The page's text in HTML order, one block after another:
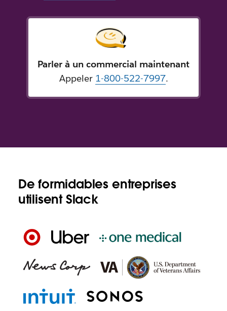
Parler à un commercial maintenant
Appeler 1-800-522-7997.
De formidables entreprises
utilisent Slack